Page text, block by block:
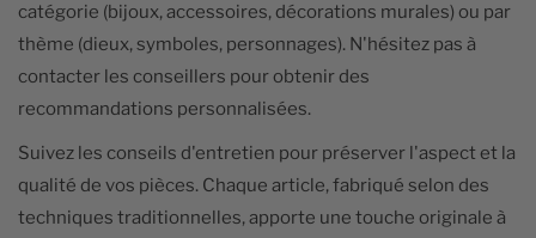
catégorie (bijoux, accessoires, décorations murales) ou par
thème (dieux, symboles, personnages). N'hésitez pas à
contacter les conseillers pour obtenir des
recommandations personnalisées.
Suivez les conseils d'entretien pour préserver l'aspect et la
qualité de vos pièces. Chaque article, fabriqué selon des
techniques traditionnelles, apporte une touche originale à